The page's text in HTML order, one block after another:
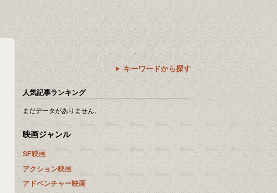
キーワードから探す
人気記事ランキング
まだデータがありません。
映画ジャンル
SF映画
アクション映画
アドベンチャー映画